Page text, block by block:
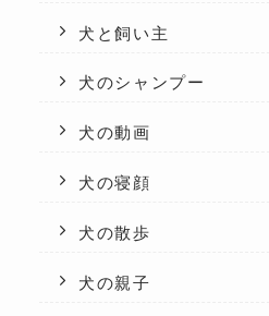
犬と飼い主
犬のシャンプー
犬の動画
犬の寝顔
犬の散歩
犬の親子